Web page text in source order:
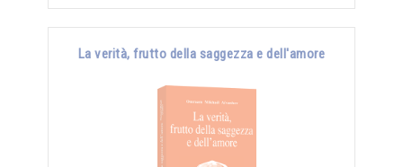
La verità, frutto della saggezza e dell'amore